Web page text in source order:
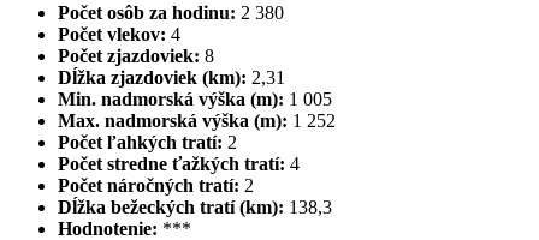
Počet osôb za hodinu: 2 380
Počet vlekov: 4
Počet zjazdoviek: 8
Dĺžka zjazdoviek (km): 2,31
Min. nadmorská výška (m): 1 005
Max. nadmorská výška (m): 1 252
Počet ľahkých tratí: 2
Počet stredne ťažkých tratí: 4
Počet náročných tratí: 2
Dĺžka bežeckých tratí (km): 138,3
Hodnotenie: ***